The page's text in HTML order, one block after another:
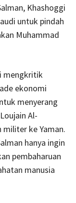
Khashoggi
untuk pindah
Muhammad
mengkritik
ekonomi
menyerang
Al-
militer ke Yaman.
hanya ingin
pembaharuan
manusia